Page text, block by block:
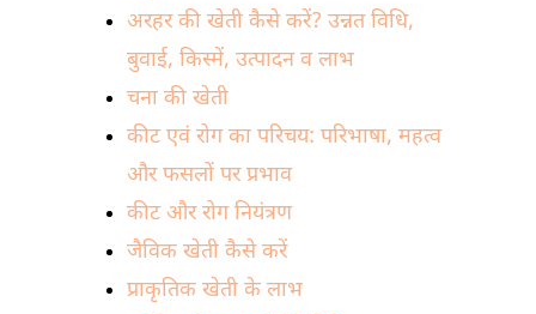
अरहर की खेती कैसे करें? उन्नत विधि,
बुवाई, किस्में, उत्पादन व लाभ
चना की खेती
कीट एवं रोग का परिचय: परिभाषा, महत्व
और फसलों पर प्रभाव
कीट और रोग नियंत्रण
जैविक खेती कैसे करें
प्राकृतिक खेती के लाभ